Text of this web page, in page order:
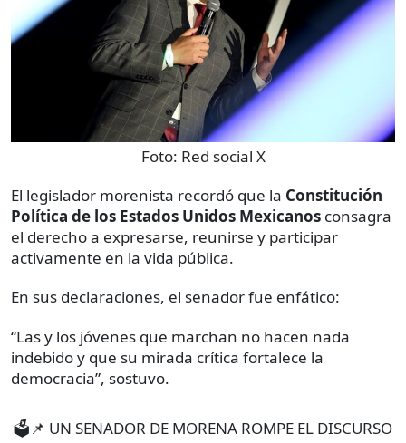
Foto: Red social X
El legislador morenista recordó que la Constitución
Política de los Estados Unidos Mexicanos consagra
el derecho a expresarse, reunirse y participar
activamente en la vida pública.
En sus declaraciones, el senador fue enfático:
“Las y los jóvenes que marchan no hacen nada
indebido y que su mirada crítica fortalece la
democracia”, sostuvo.
🗳📌 UN SENADOR DE MORENA ROMPE EL DISCURSO